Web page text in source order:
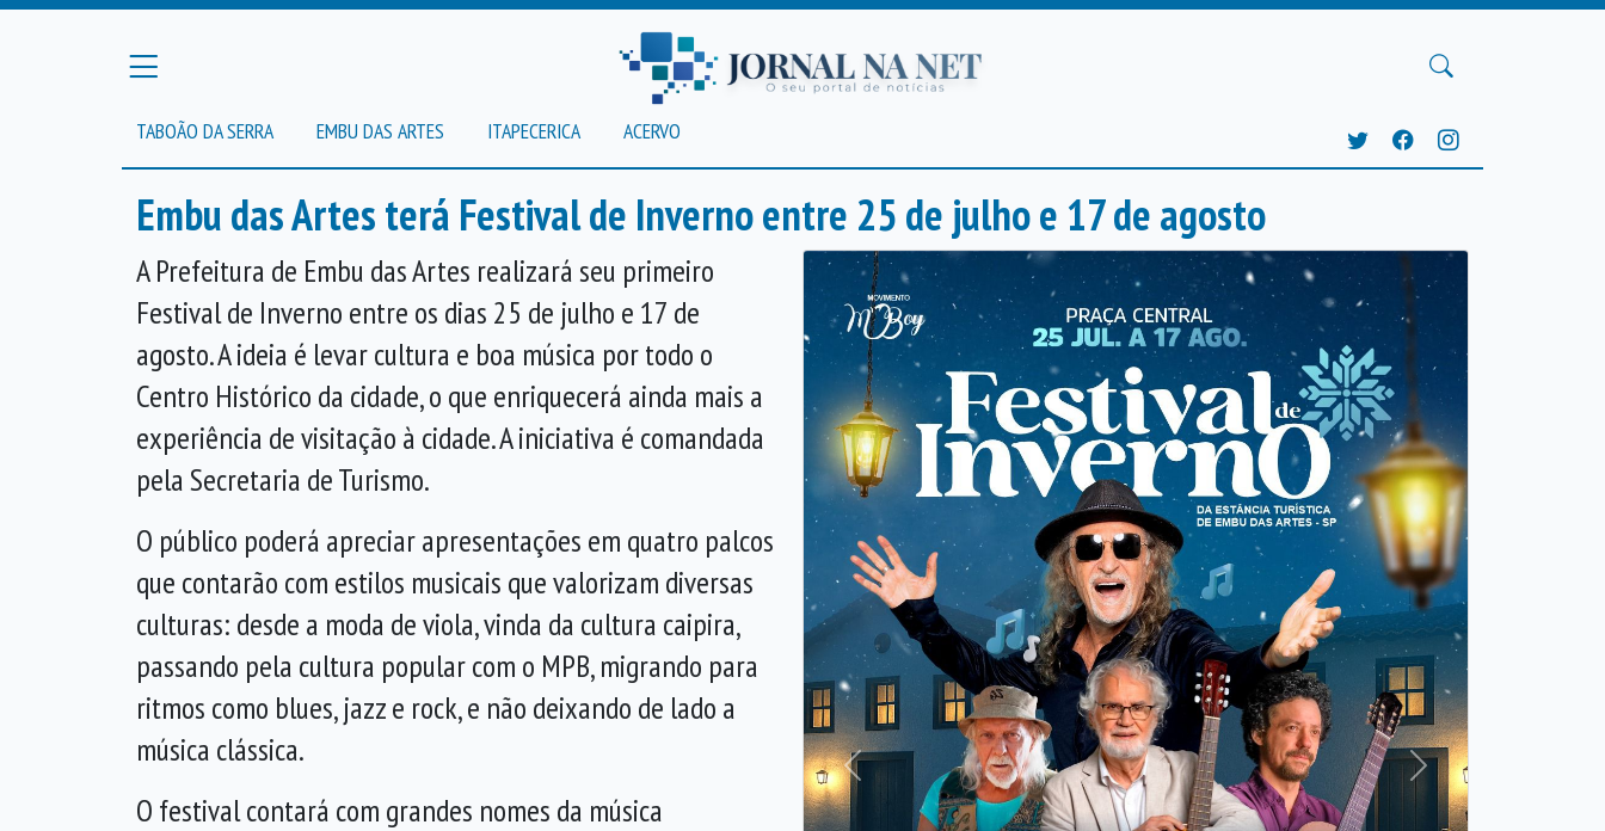
TABOÃO DA SERRA EMBU DAS ARTES ITAPECERICA ACERVO
Embu das Artes terá Festival de Inverno entre 25 de julho e 17 de agosto
Anterior Próxima
A Prefeitura de Embu das Artes realizará seu primeiro
Festival de Inverno entre os dias 25 de julho e 17 de
agosto. A ideia é levar cultura e boa música por todo o
Centro Histórico da cidade, o que enriquecerá ainda mais a
experiência de visitação à cidade. A iniciativa é comandada
pela Secretaria de Turismo.
O público poderá apreciar apresentações em quatro palcos
que contarão com estilos musicais que valorizam diversas
culturas: desde a moda de viola, vinda da cultura caipira,
passando pela cultura popular com o MPB, migrando para
ritmos como blues, jazz e rock, e não deixando de lado a
música clássica.
O festival contará com grandes nomes da música